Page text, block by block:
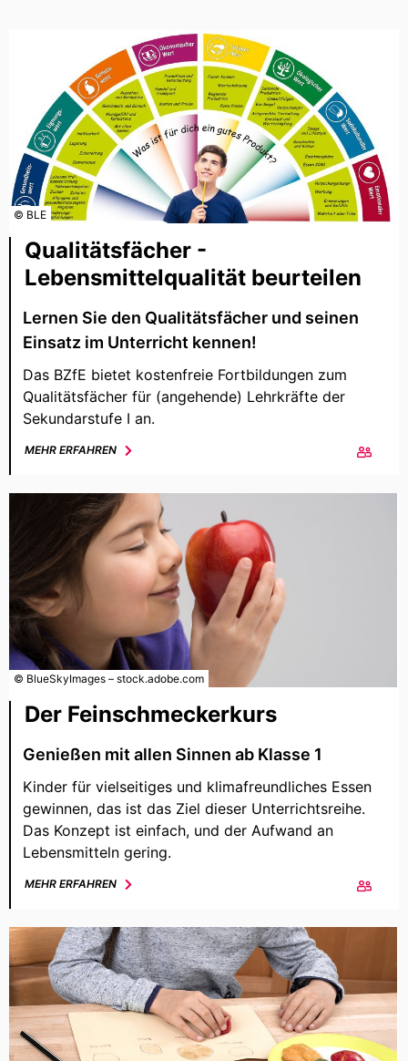
© BLE
Qualitätsfächer -
Lebensmittelqualität beurteilen
Lernen Sie den Qualitätsfächer und seinen
Einsatz im Unterricht kennen!
Das BZfE bietet kostenfreie Fortbildungen zum
Qualitätsfächer für (angehende) Lehrkräfte der
Sekundarstufe I an.
MEHR ERFAHREN
© BlueSkyImages – stock.adobe.com
Der Feinschmeckerkurs
Genießen mit allen Sinnen ab Klasse 1
Kinder für vielseitiges und klimafreundliches Essen
gewinnen, das ist das Ziel dieser Unterrichtsreihe.
Das Konzept ist einfach, und der Aufwand an
Lebensmitteln gering.
MEHR ERFAHREN